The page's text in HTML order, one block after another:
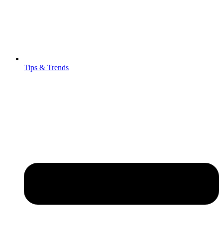
Tips & Trends